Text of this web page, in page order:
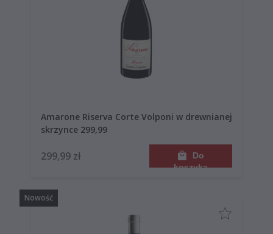
Amarone Riserva Corte Volponi w drewnianej
skrzynce 299,99
299,99 zł
Do
koszyka
Nowość